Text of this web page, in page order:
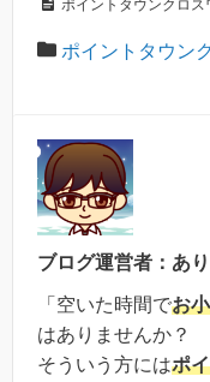
ポイントタウンクロ
ポイントタウン
ブログ運営者：あ
「空いた時間でお
はありませんか？
そういう方にはポ